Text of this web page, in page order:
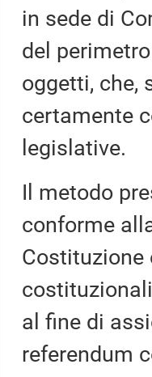
in sede di
del
oggetti, che,
certamente
legislative.
Il metodo
conforme
Costituzione
al fine di
referendum